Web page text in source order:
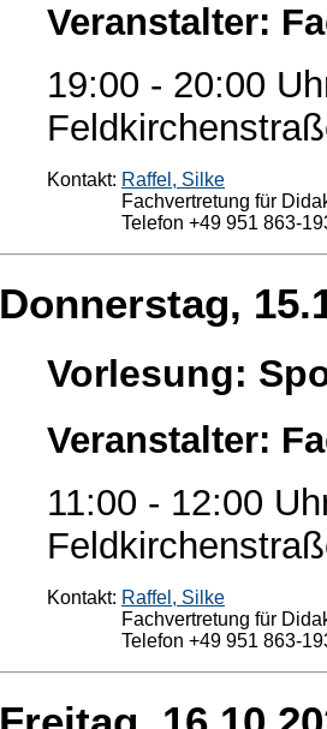
Veranstalter:
19:00 - 20:00
Kontakt: Raffel, Silke
Fachvertretung für
Telefon +49 951 863-
Donnerstag,
Vorlesung:
Veranstalter:
11:00 - 12:00
Kontakt: Raffel, Silke
Fachvertretung für
Telefon +49 951 863-